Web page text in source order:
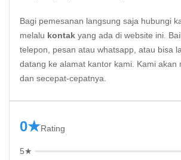
Bagi pemesanan langsung saja hubungi
melalu kontak yang ada di website ini.
telepon, pesan atau whatsapp, atau bisa
datang ke alamat kantor kami. Kami akan
dan secepat-cepatnya.
0★Rating
5★